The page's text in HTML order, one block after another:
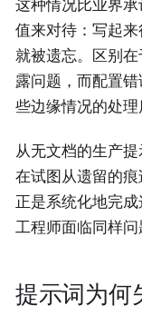
这种情况比业界
值来对待：写起
就被遗忘。区别
露问题，而配置
些边缘情况的处理
从无文档的生产
在试图从遗留的
正是系统化地完
工程师面临同样问
提示词为何